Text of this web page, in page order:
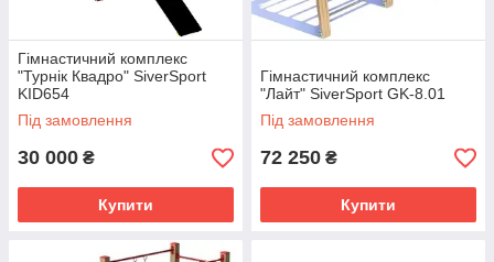
Гімнастичний комплекс
"Турнік Квадро" SiverSport
KID654
Під замовлення
30 000 ₴
Купити
Гімнастичний комплекс
"Лайт" SiverSport GK-8.01
Під замовлення
72 250 ₴
Купити